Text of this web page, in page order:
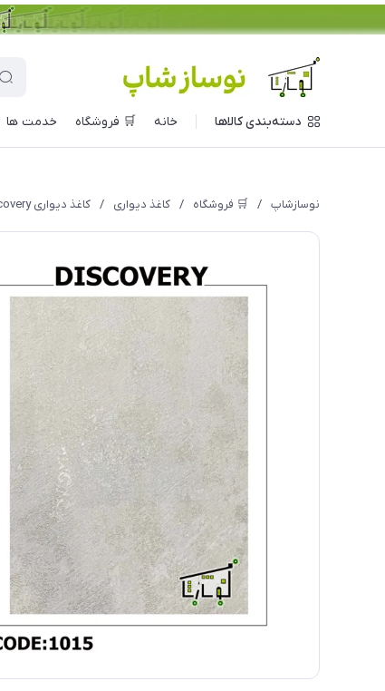
دسته‌بندی کالاها خانه 🛒 فروشگاه خدمت ها
نوسازشاپ / 🛒 فروشگاه / کاغذ دیواری / کاغذ دیواری Discovery مدل 1015